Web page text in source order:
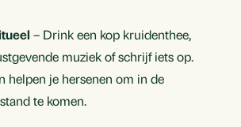
– Drink een kop kruidenthee,
muziek of schrijf iets op.
helpen je hersenen om in de
te komen.